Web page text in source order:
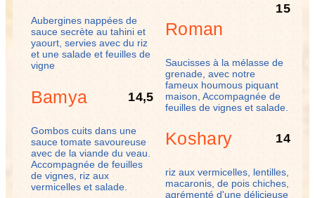
Aubergines nappées de
sauce secrète au tahini et
yaourt, servies avec du riz
et une salade et feuilles de
vigne
Bamya 14,5
Gombos cuits dans une
sauce tomate savoureuse
avec de la viande du veau.
Accompagnée de feuilles
de vignes, riz aux
vermicelles et salade.
Roman
15
Saucisses à la mélasse de
grenade, avec notre
fameux houmous piquant
maison, Accompagnée de
feuilles de vignes et salade.
Koshary 14
riz aux vermicelles, lentilles,
macaronis, de pois chiches,
agrémenté d'une délicieuse